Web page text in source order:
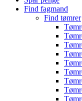
Find fagmand
Find tømrer